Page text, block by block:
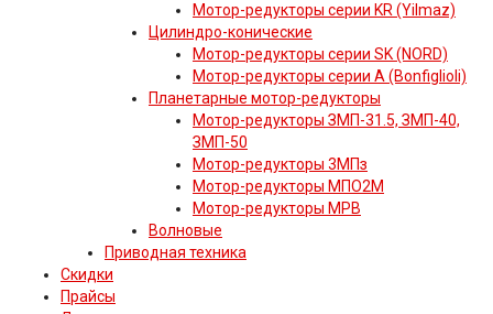
Мотор-редукторы серии KR (Yilmaz)
Цилиндро-конические
Мотор-редукторы серии SK (NORD)
Мотор-редукторы серии A (Bonfiglioli)
Планетарные мотор-редукторы
Мотор-редукторы ЗМП-31.5, ЗМП-40,
ЗМП-50
Мотор-редукторы 3МПз
Мотор-редукторы МПО2М
Мотор-редукторы МРВ
Волновые
Приводная техника
Скидки
Прайсы